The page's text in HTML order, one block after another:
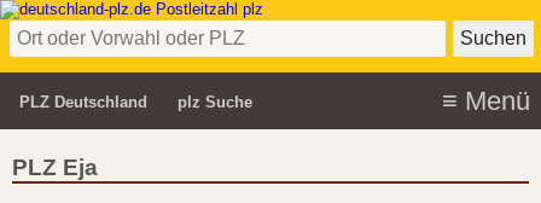
PLZ Deutschland plz Suche
PLZ Eja